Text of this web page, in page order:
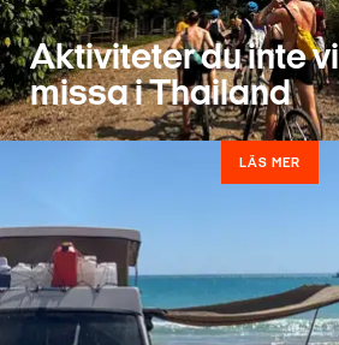
Aktiviteter du inte vill
missa i Thailand
LÄS MER